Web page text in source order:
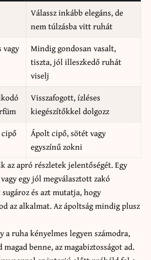
Válassz inkább elegáns, de
nem túlzásba vitt ruhát
vagy
Mindig gondosan vasalt,
tiszta, jól illeszkedő ruhát
viselj
Visszafogott, ízléses
kiegészítőkkel dolgozz
Ápolt cipő, sötét vagy
egyszínű zokni
az apró részletek jelentőségét. Egy
egy jól megválasztott zakó
és azt mutatja, hogy
az alkalmat. Az ápoltság mindig plusz
a ruha kényelmes legyen számodra,
benne, az magabiztosságot ad.